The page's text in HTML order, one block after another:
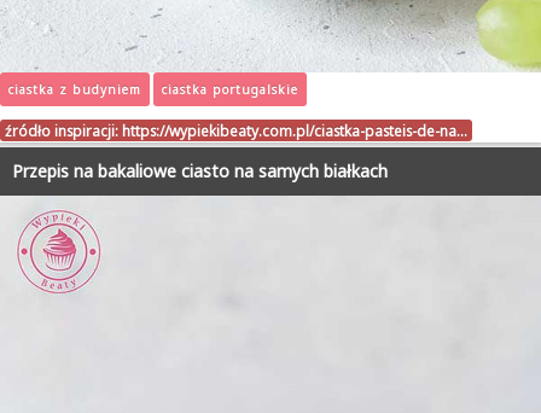
ciastka z budyniem ciastka portugalskie
źródło inspiracji: https://wypiekibeaty.com.pl/ciastka-pasteis-de-na…
Przepis na bakaliowe ciasto na samych białkach